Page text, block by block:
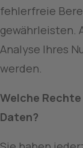
fehlerfreie
gewährleisten.
Analyse Ihres
werden.
Welche
Daten?